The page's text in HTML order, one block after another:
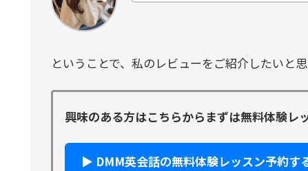
ということで、私のレビューをご紹介したいと思
興味のある方はこちらから まずは無料体験レ
▶ DMM英会話の無料体験レッスン予約す